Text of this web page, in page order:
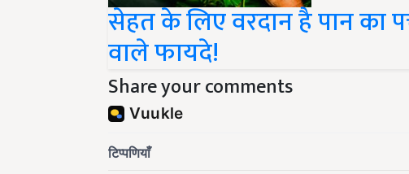
सेहत के लिए वरदान है पान का
वाले फायदे!
Share your comments